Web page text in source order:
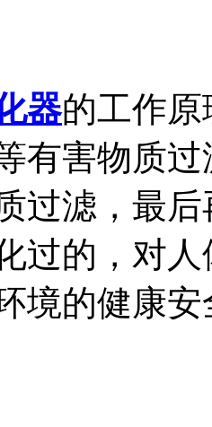
器的工作
有害物质
过滤，最
过的，对
境的健康